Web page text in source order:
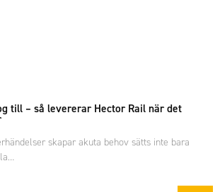
till – så levererar Hector Rail när det
skapar akuta behov sätts inte bara